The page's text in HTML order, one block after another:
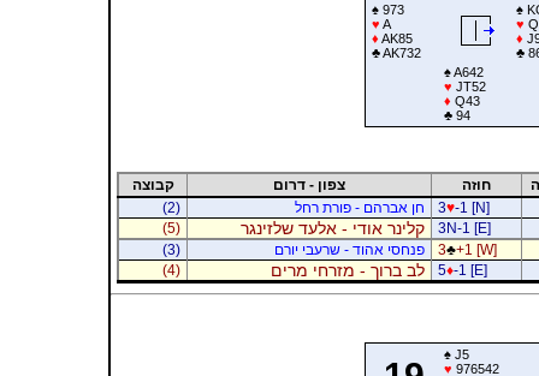
♠973
♥ A
♦ AK85
♣AK732
♠
♥
♦
♣
♠A642
♥ JT52
♦ Q43
♣94
חוזה צפון - דרום
קבוצה
3♥-1 [N] חן אברהם - פורת רחל
(2)
3N-1 [E]
קלינר אודי - אלעד שלזינגר
(5)
3♣+1 [W] פנחסי אהוד - שרעבי יורם
(3)
5♦-1 [E] לב ברוך - מזרחי מרים (4)
♠J5
♥ 976542